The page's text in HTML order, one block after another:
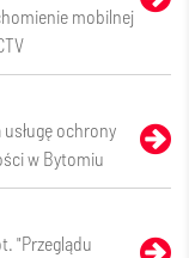
mobilnej
ochrony
w Bytomiu
"Przeglądu